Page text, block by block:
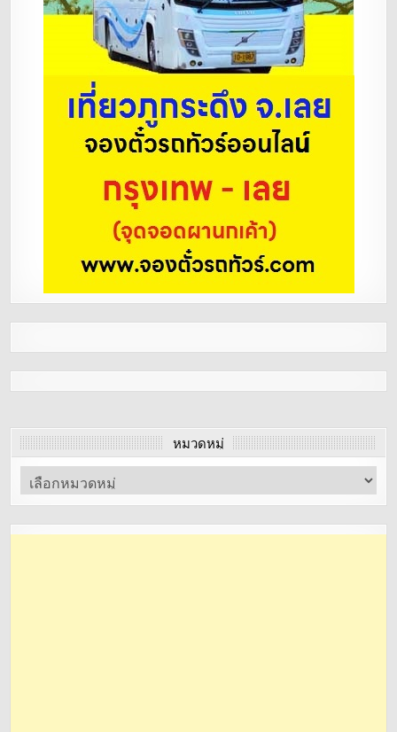
หมวดหมู่
หมวด
หมู่